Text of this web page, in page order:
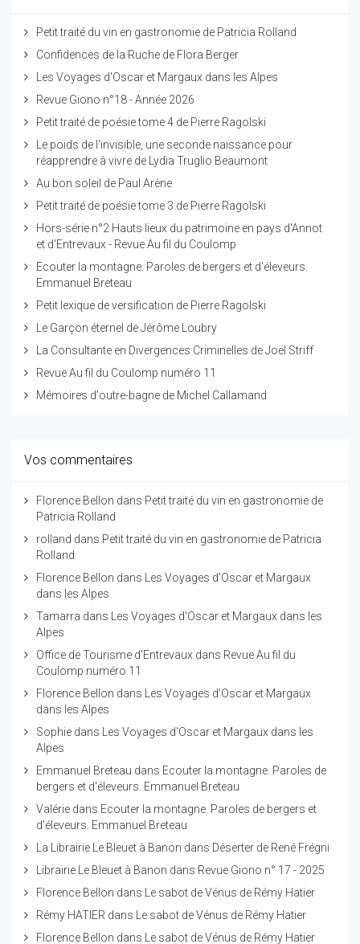
Petit traité du vin en gastronomie de Patricia Rolland
Confidences de la Ruche de Flora Berger
Les Voyages d'Oscar et Margaux dans les Alpes
Revue Giono n°18 - Année 2026
Petit traité de poésie tome 4 de Pierre Ragolski
Le poids de l'invisible, une seconde naissance pour
réapprendre à vivre de Lydia Truglio Beaumont
Au bon soleil de Paul Arène
Petit traité de poésie tome 3 de Pierre Ragolski
Hors-série n°2 Hauts lieux du patrimoine en pays d'Annot
et d'Entrevaux - Revue Au fil du Coulomp
Ecouter la montagne. Paroles de bergers et d'éleveurs.
Emmanuel Breteau
Petit lexique de versification de Pierre Ragolski
Le Garçon éternel de Jérôme Loubry
La Consultante en Divergences Criminelles de Joël Striff
Revue Au fil du Coulomp numéro 11
Mémoires d'outre-bagne de Michel Callamand
Vos commentaires
Florence Bellon dans Petit traité du vin en gastronomie de
Patricia Rolland
rolland dans Petit traité du vin en gastronomie de Patricia
Rolland
Florence Bellon dans
Les Voyages d'Oscar et Margaux
dans les Alpes
Tamarra dans
Les Voyages d'Oscar et Margaux dans les
Alpes
Office de Tourisme d'Entrevaux dans Revue Au fil du
Coulomp numéro 11
Florence Bellon dans
Les Voyages d'Oscar et Margaux
dans les Alpes
Sophie dans
Les Voyages d'Oscar et Margaux dans les
Alpes
Emmanuel Breteau dans Ecouter la montagne. Paroles de
bergers et d'éleveurs. Emmanuel Breteau
Valérie dans Ecouter la montagne. Paroles de bergers et
d'éleveurs. Emmanuel Breteau
La Librairie Le Bleuet à Banon dans Déserter de René Frégni
Librairie Le Bleuet à Banon dans Revue Giono n° 17 - 2025
Florence Bellon dans
Le sabot de Vénus de Rémy Hatier
Rémy HATIER dans
Le sabot de Vénus de Rémy Hatier
Florence Bellon dans
Le sabot de Vénus de Rémy Hatier